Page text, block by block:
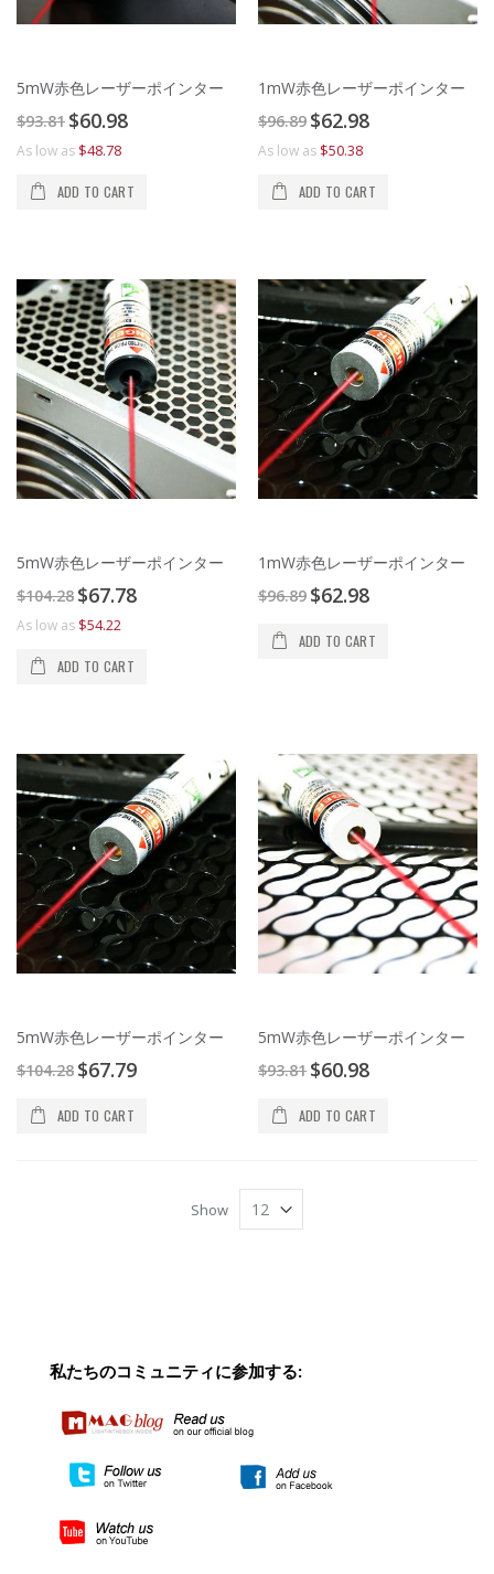
5mW赤色レーザーポインター
$93.81 Special
Price
$60.98
As low as $48.78
ADD TO CART
1mW赤色レーザーポインター
$96.89 Special
Price
$62.98
As low as $50.38
ADD TO CART
5mW赤色レーザーポインター
$104.28 Special
Price
$67.78
As low as $54.22
ADD TO CART
1mW赤色レーザーポインター
$96.89 Special
Price
$62.98
ADD TO CART
5mW赤色レーザーポインター
$104.28 Special
Price
$67.79
ADD TO CART
5mW赤色レーザーポインター
$93.81 Special
Price
$60.98
ADD TO CART
Show
私たちのコミュニティに参加する: